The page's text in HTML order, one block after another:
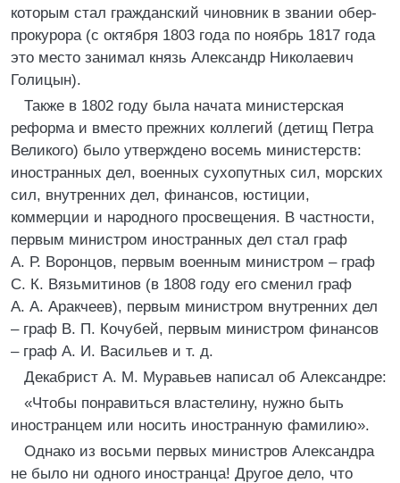
которым стал гражданский чиновник в звании обер-
прокурора (с октября 1803 года по ноябрь 1817 года
это место занимал князь Александр Николаевич
Голицын).
Также в 1802 году была начата министерская
реформа и вместо прежних коллегий (детищ Петра
Великого) было утверждено восемь министерств:
иностранных дел, военных сухопутных сил, морских
сил, внутренних дел, финансов, юстиции,
коммерции и народного просвещения. В частности,
первым министром иностранных дел стал граф
А. Р. Воронцов, первым военным министром – граф
С. К. Вязьмитинов (в 1808 году его сменил граф
А. А. Аракчеев), первым министром внутренних дел
– граф В. П. Кочубей, первым министром финансов
– граф А. И. Васильев и т. д.
Декабрист А. М. Муравьев написал об Александре:
«Чтобы понравиться властелину, нужно быть
иностранцем или носить иностранную фамилию».
Однако из восьми первых министров Александра
не было ни одного иностранца! Другое дело, что